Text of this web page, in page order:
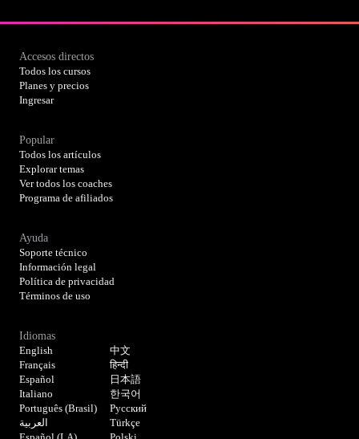
Accesos directos
Todos los cursos
Planes y precios
Ingresar
Popular
Todos los artículos
Explorar temas
Ver todos los coaches
Programa de afiliados
Ayuda
Soporte técnico
Información legal
Política de privacidad
Términos de uso
Idiomas
English
Français
Español
Italiano
Português (Brasil)
العربية
中文
हिन्दी
日本語
한국어
Русский
Türkçe